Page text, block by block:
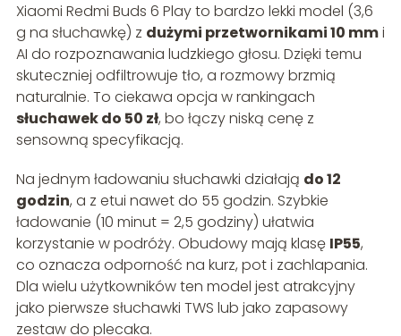
Xiaomi Redmi Buds 6 Play to bardzo lekki model (3,6
g na słuchawkę) z dużymi przetwornikami 10 mmi
AI do rozpoznawania ludzkiego głosu. Dzięki temu
skuteczniej odfiltrowuje tło, a rozmowy brzmią
naturalnie. To ciekawa opcja w rankingach
słuchawek do 50 zł, bo łączy niską cenę z
sensowną specyfikacją.
Na jednym ładowaniu słuchawki działają do 12
godzin, a z etui nawet do 55 godzin. Szybkie
ładowanie (10 minut = 2,5 godziny) ułatwia
korzystanie w podróży. Obudowy mają klasę IP55,
co oznacza odporność na kurz, pot i zachlapania.
Dla wielu użytkowników ten model jest atrakcyjny
jako pierwsze słuchawki TWS lub jako zapasowy
zestaw do plecaka.